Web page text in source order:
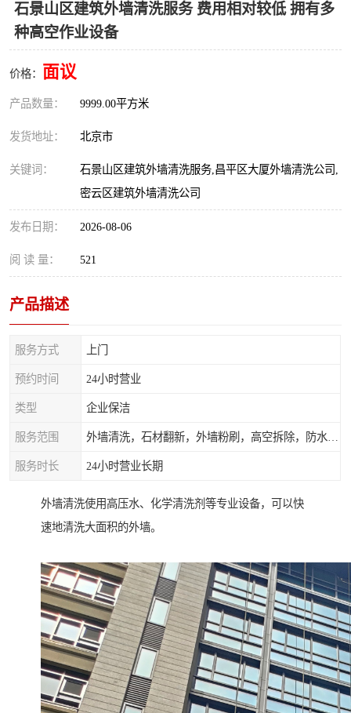
石景山区建筑外墙清洗服务 费用相对较低 拥有多
种高空作业设备
价格： 面议
产品数量： 9999.00平方米
发货地址： 北京市
关键词：
石景山区建筑外墙清洗服务,昌平区大厦外墙清洗公司,
密云区建筑外墙清洗公司
发布日期： 2026-08-06
阅 读 量： 521
产品描述
服务方式 上门
预约时间 24小时营业
类型 企业保洁
服务范围
服务时长 24小时营业长期
外墙清洗使用高压水、化学清洗剂等专业设备，可以快
速地清洗大面积的外墙。